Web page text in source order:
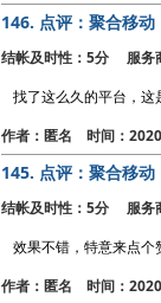
146. 点评：聚合移动
结帐及时性：5分 服务
找了这么久的平台，这
作者：匿名 时间：
145. 点评：聚合移动
结帐及时性：5分 服务
效果不错，特意来点个
作者：匿名 时间：